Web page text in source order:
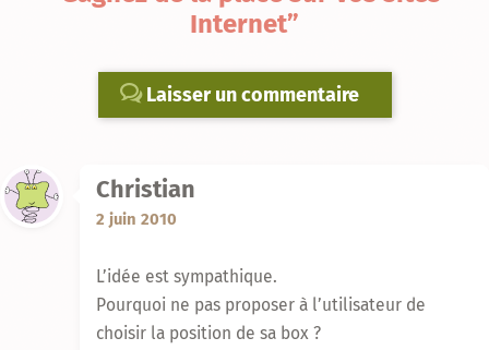
Internet”
Laisser un commentaire
Christian
2 juin 2010
L’idée est sympathique.
Pourquoi ne pas proposer à l’utilisateur de
choisir la position de sa box ?